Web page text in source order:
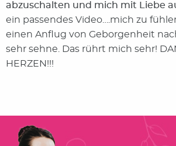
abzuschalten und mich mit Liebe
ein passendes Video….mich zu
einen Anflug von Geborgenheit
sehr sehne. Das rührt mich sehr!
HERZEN!!!